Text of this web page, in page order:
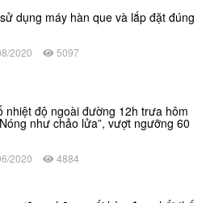
dụng máy hàn que và lắp đặt đúng
2020 5097
nhiệt độ ngoài đường 12h trưa hôm
như chảo lửa”, vượt ngưỡng 60
2020 4884